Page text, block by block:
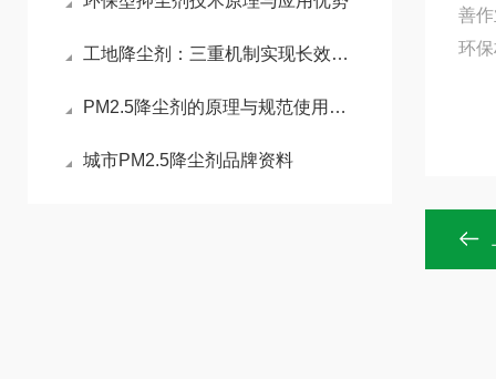
工地降尘剂：三重机制实现长效锁尘
PM2.5降尘剂的原理与规范使用指南
城市PM2.5降尘剂品牌资料
善
环